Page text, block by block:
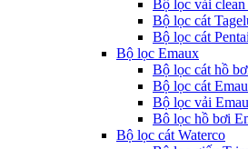
Bộ lọc vải
Bộ lọc cát
Bộ lọc cát
Bộ lọc Emaux
Bộ lọc cát hồ
Bộ lọc cát
Bộ lọc vải
Bô lọc hồ bơi
Bộ lọc cát Waterco